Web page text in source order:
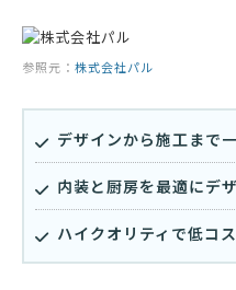
参照元： 株式会社パル
デザインから施工まで
内装と厨房を最適にデ
ハイクオリティで低コ